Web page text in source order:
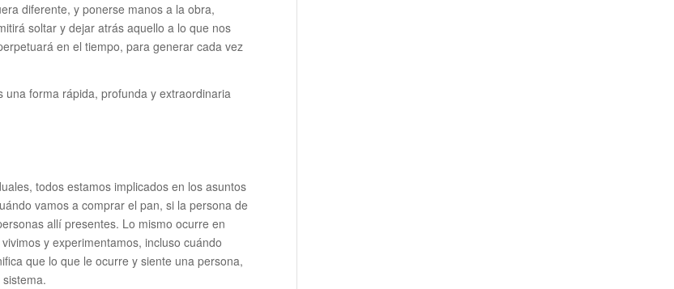
diferente, y ponerse manos a la obra,
soltar y dejar atrás aquello a lo que nos
en el tiempo, para generar cada vez
una forma rápida, profunda y extraordinaria
todos estamos implicados en los asuntos
vamos a comprar el pan, si la persona de
allí presentes. Lo mismo ocurre en
y experimentamos, incluso cuándo
que lo que le ocurre y siente una persona,